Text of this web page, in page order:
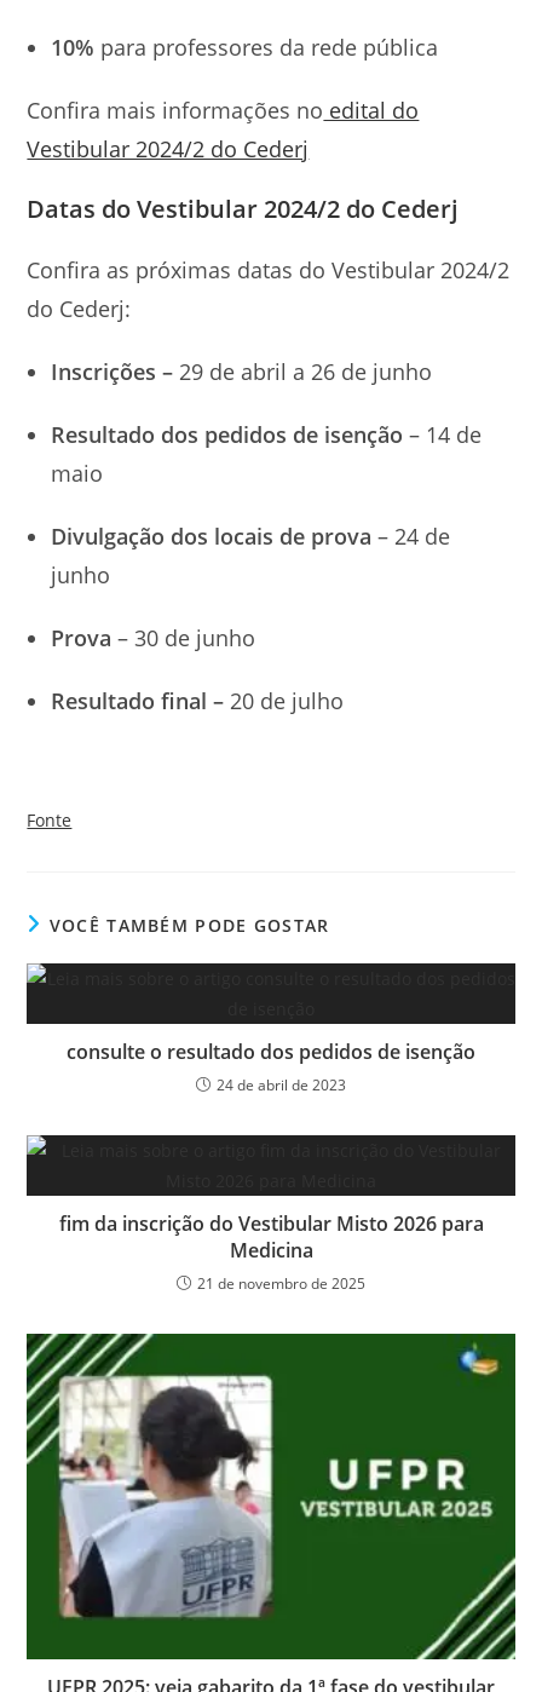
10% para professores da rede pública
Confira mais informações no edital do
Vestibular 2024/2 do Cederj
Datas do Vestibular 2024/2 do Cederj
Confira as próximas datas do Vestibular 2024/2
do Cederj:
Inscrições – 29 de abril a 26 de junho
Resultado dos pedidos de isenção– 14 de
maio
Divulgação dos locais de prova – 24 de
junho
Prova – 30 de junho
Resultado final – 20 de julho
Fonte
VOCÊ TAMBÉM PODE GOSTAR
consulte o resultado dos pedidos de isenção
24 de abril de 2023
fim da inscrição do Vestibular Misto 2026 para
Medicina
21 de novembro de 2025